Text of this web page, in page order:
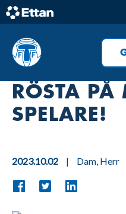
content
Home
RÖSTA
SPELARE!
2023.10.02 | Dam, Herr